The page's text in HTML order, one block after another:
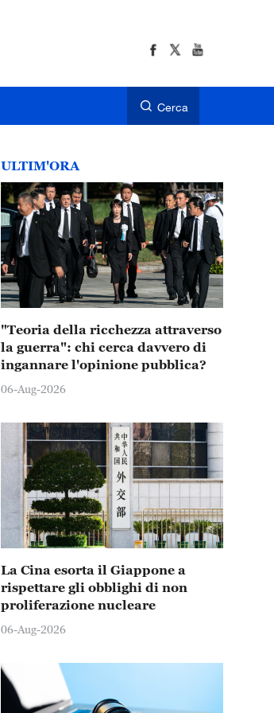
Cerca
ULTIM'ORA
"Teoria della ricchezza attraverso
la guerra": chi cerca davvero di
ingannare l'opinione pubblica?
06-Aug-2026
La Cina esorta il Giappone a
rispettare gli obblighi di non
proliferazione nucleare
06-Aug-2026